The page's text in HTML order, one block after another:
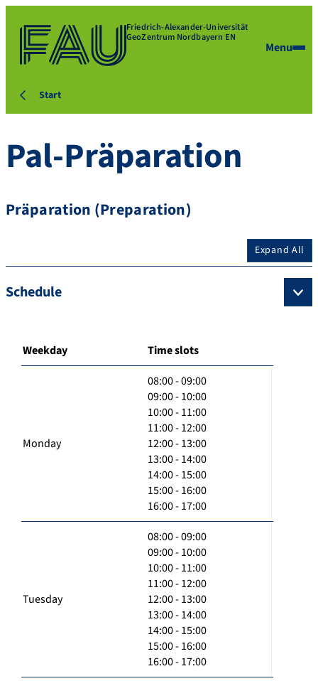
Friedrich-Alexander-Universität
GeoZentrum Nordbayern EN
Menu
Start
Pal-Präparation
Präparation (Preparation)
Expand All
Schedule
Weekday Time slots
Monday
08:00 - 09:00
09:00 - 10:00
10:00 - 11:00
11:00 - 12:00
12:00 - 13:00
13:00 - 14:00
14:00 - 15:00
15:00 - 16:00
16:00 - 17:00
Tuesday
08:00 - 09:00
09:00 - 10:00
10:00 - 11:00
11:00 - 12:00
12:00 - 13:00
13:00 - 14:00
14:00 - 15:00
15:00 - 16:00
16:00 - 17:00